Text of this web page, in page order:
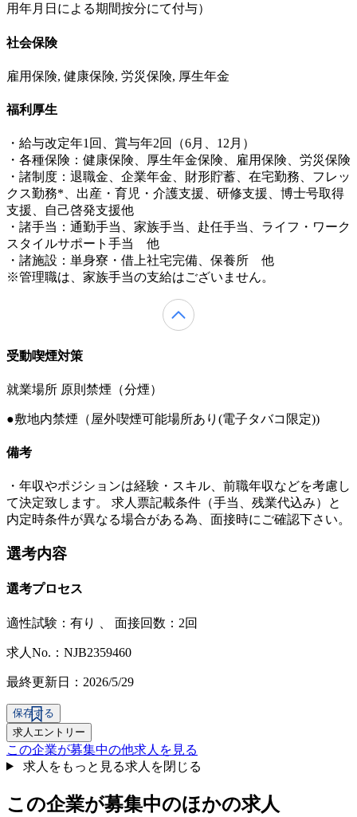
用年月日による期間按分にて付与）
社会保険
雇用保険, 健康保険, 労災保険, 厚生年金
福利厚生
・給与改定年1回、賞与年2回（6月、12月）
・各種保険：健康保険、厚生年金保険、雇用保険、労災保険
・諸制度：退職金、企業年金、財形貯蓄、在宅勤務、フレッ
クス勤務*、出産・育児・介護支援、研修支援、博士号取得
支援、自己啓発支援他
・諸手当：通勤手当、家族手当、赴任手当、ライフ・ワーク
スタイルサポート手当 他
・諸施設：単身寮・借上社宅完備、保養所 他
※管理職は、家族手当の支給はございません。
受動喫煙対策
就業場所 原則禁煙（分煙）
●敷地内禁煙（屋外喫煙可能場所あり(電子タバコ限定))
備考
・年収やポジションは経験・スキル、前職年収などを考慮し
て決定致します。 求人票記載条件（手当、残業代込み）と
内定時条件が異なる場合がある為、面接時にご確認下さい。
選考内容
選考プロセス
適性試験： 有り 面接回数：2回
求人No.：NJB2359460
最終更新日：2026/5/29
保存する
求人エントリー
この企業が募集中の他求人を見る
求人をもっと見る求人を閉じる
この企業が募集中のほかの求人